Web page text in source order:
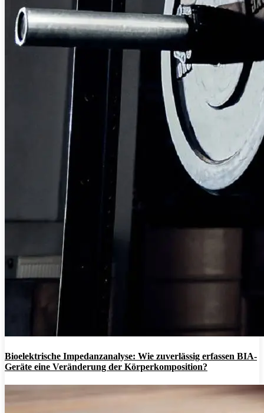
Bioelektrische Impedanzanalyse: Wie zuverlässig erfassen BIA-
Geräte eine Veränderung der Körperkomposition?